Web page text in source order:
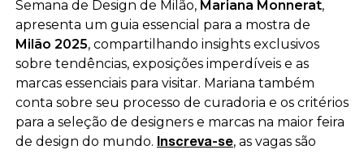
Semana de Design de Milão, Mariana Monnerat,
apresenta um guia essencial para a mostra de
Milão 2025, compartilhando insights exclusivos
sobre tendências, exposições imperdíveis e as
marcas essenciais para visitar. Mariana também
conta sobre seu processo de curadoria e os critérios
para a seleção de designers e marcas na maior feira
de design do mundo. Inscreva-se, as vagas são